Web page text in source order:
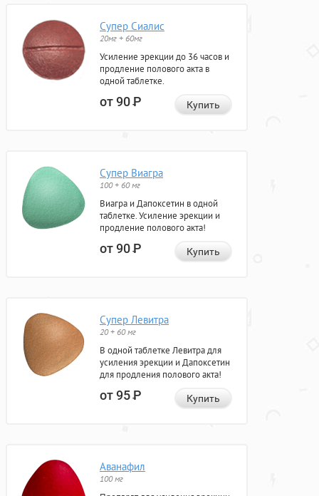
Супер Сиалис
20мг + 60мг
Усиление эрекции до 36 часов и
продление полового акта в
одной таблетке.
от 90Р Купить
Супер Виагра
100 + 60 мг
Виагра и Дапоксетин в одной
таблетке. Усиление эрекции и
продление полового акта!
от 90Р Купить
Супер Левитра
20 + 60 мг
В одной таблетке Левитра для
усиления эрекции и Дапоксетин
для продления полового акта!
от 95Р Купить
Аванафил
100 мг